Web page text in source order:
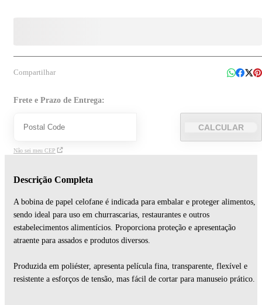
Compartilhar
Frete e Prazo de Entrega:
CALCULAR
Não sei meu CEP
Descrição Completa
A bobina de papel celofane é indicada para embalar e proteger alimentos,
sendo ideal para uso em churrascarias, restaurantes e outros
estabelecimentos alimentícios. Proporciona proteção e apresentação
atraente para assados e produtos diversos.
Produzida em poliéster, apresenta película fina, transparente, flexível e
resistente a esforços de tensão, mas fácil de cortar para manuseio prático.